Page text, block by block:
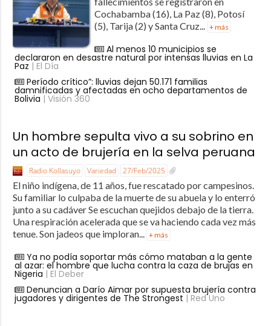
Cochabamba (16), La Paz (8), Potosí
(5), Tarija (2) y Santa Cruz... + más
Al menos 10 municipios se
declararon en desastre natural por intensas lluvias en La
Paz | El Día
Período crítico”: lluvias dejan 50.171 familias
damnificadas y afectadas en ocho departamentos de
Bolivia | Visión 360
Un hombre sepulta vivo a su sobrino en
un acto de brujería en la selva peruana
Radio Kollasuyo Variedad 27/Feb/2025
El niño indígena, de 11 años, fue rescatado por campesinos.
Su familiar lo culpaba de la muerte de su abuela y lo enterró
junto a su cadáver Se escuchan quejidos debajo de la tierra.
Una respiración acelerada que se va haciendo cada vez más
tenue. Son jadeos que imploran...
+ más
Ya no podía soportar más cómo mataban a la gente
al azar: el hombre que lucha contra la caza de brujas en
Nigeria | El Deber
Denuncian a Darío Aimar por supuesta brujería contra
jugadores y dirigentes de The Strongest | Red Uno